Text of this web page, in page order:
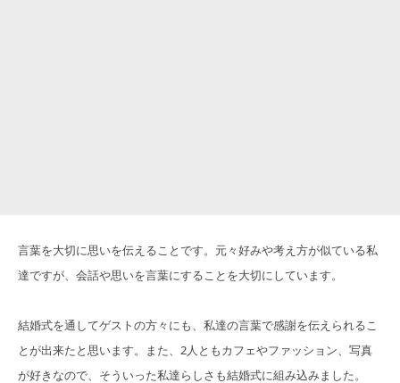
言葉を大切に思いを伝えることです。元々好みや考え方が似ている私
達ですが、会話や思いを言葉にすることを大切にしています。
結婚式を通してゲストの方々にも、私達の言葉で感謝を伝えられるこ
とが出来たと思います。また、2人ともカフェやファッション、写真
が好きなので、そういった私達らしさも結婚式に組み込みました。